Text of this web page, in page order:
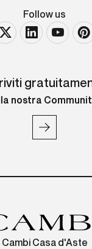
Follow us
nostra
Cambi Casa d'Aste